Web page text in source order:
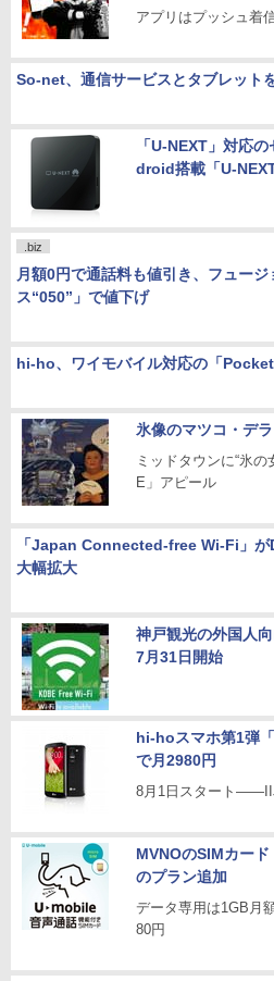
アプリはプッシュ着
So-net、通信サービスとタブレット
「U-NEXT」対応
droid搭載「U-
.biz
月額0円で通話料も値引き、フュー
ス“050”」で値下げ
hi-ho、ワイモバイル対応の「
氷像のマツコ・デ
ミッドタウンに“氷
E」アピール
「Japan Connected-free Wi-Fi」が
大幅拡大
神戸観光の外国人
7月31日開始
hi-hoスマホ第1弾
で月2980円
8月1日スタート
MVNOのSIMカー
のプラン追加
データ専用は1GB月
80円